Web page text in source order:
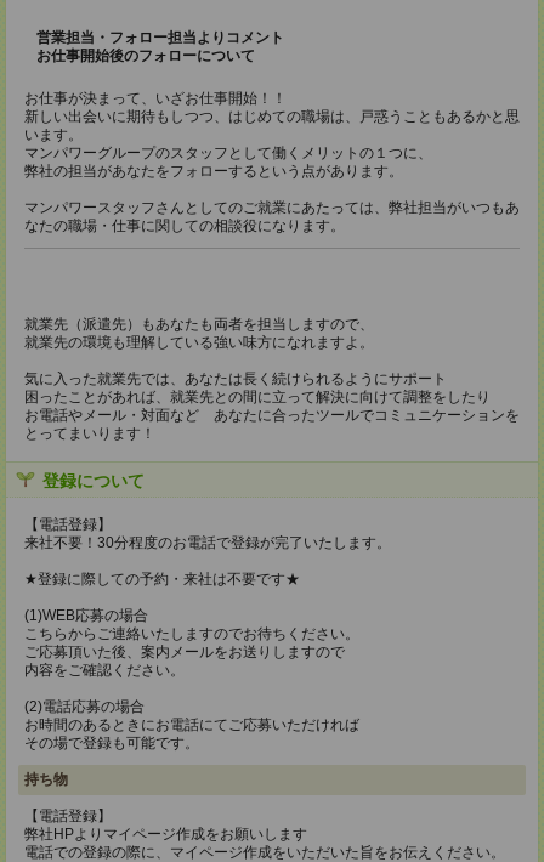
営業担当・フォロー担当よりコメント
お仕事開始後のフォローについて
お仕事が決まって、いざお仕事開始！！
新しい出会いに期待もしつつ、はじめての職場は、戸惑うこともあるかと思
います。
マンパワーグループのスタッフとして働くメリットの１つに、
弊社の担当があなたをフォローするという点があります。
マンパワースタッフさんとしてのご就業にあたっては、弊社担当がいつもあ
なたの職場・仕事に関しての相談役になります。
就業先（派遣先）もあなたも両者を担当しますので、
就業先の環境も理解している強い味方になれますよ。
気に入った就業先では、あなたは長く続けられるようにサポート
困ったことがあれば、就業先との間に立って解決に向けて調整をしたり
お電話やメール・対面など あなたに合ったツールでコミュニケーションを
とってまいります！
登録について
【電話登録】
来社不要！30分程度のお電話で登録が完了いたします。
★登録に際しての予約・来社は不要です★
(1)WEB応募の場合
こちらからご連絡いたしますのでお待ちください。
ご応募頂いた後、案内メールをお送りしますので
内容をご確認ください。
(2)電話応募の場合
お時間のあるときにお電話にてご応募いただければ
その場で登録も可能です。
持ち物
【電話登録】
弊社HPよりマイページ作成をお願いします
電話での登録の際に、マイページ作成をいただいた旨をお伝えください。